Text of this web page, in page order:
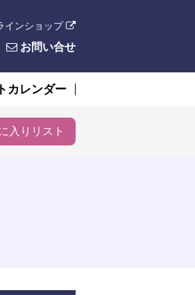
インショップ
お問い合せ
カレンダー
入りリスト